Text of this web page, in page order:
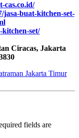
cas.co.id/
buat-kitchen-set-
set/
Ciracas, Jakarta
Jakarta Timur
fields are